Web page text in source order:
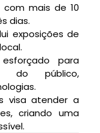
mais de 10
dias.
exposições de
para
do público,
visa atender a
criando uma